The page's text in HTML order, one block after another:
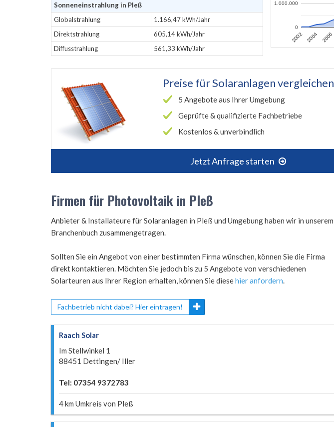
Sonneneinstrahlung in Pleß
Globalstrahlung
1.166,47 kWh/Jahr
Direktstrahlung
605,14 kWh/Jahr
Diffusstrahlung
561,33 kWh/Jahr
2002 2004 2006
0
1.000.000
Preise fürSolaranlagen vergleichen
5 Angebote aus Ihrer Umgebung
Geprüfte & qualifizierte Fachbetriebe
Kostenlos & unverbindlich
Jetzt Anfrage starten
Firmen für Photovoltaik in Pleß
Anbieter & Installateure für Solaranlagen in Pleß und Umgebung haben wir in unserem
Branchenbuch zusammengetragen.
Sollten Sie ein Angebot von einer bestimmten Firma wünschen, können Sie die Firma
direkt kontaktieren. Möchten Sie jedoch bis zu 5 Angebote von verschiedenen
Solarteuren aus Ihrer Region erhalten, können Sie diesehier anfordern.
Fachbetrieb nicht dabei? Hier eintragen!
Raach Solar
Im Stellwinkel 1
88451 Dettingen/ Iller
Tel: 07354 9372783
4 km Umkreis von Pleß